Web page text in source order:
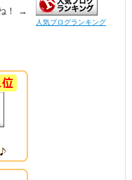
！ →
人気ブログランキング